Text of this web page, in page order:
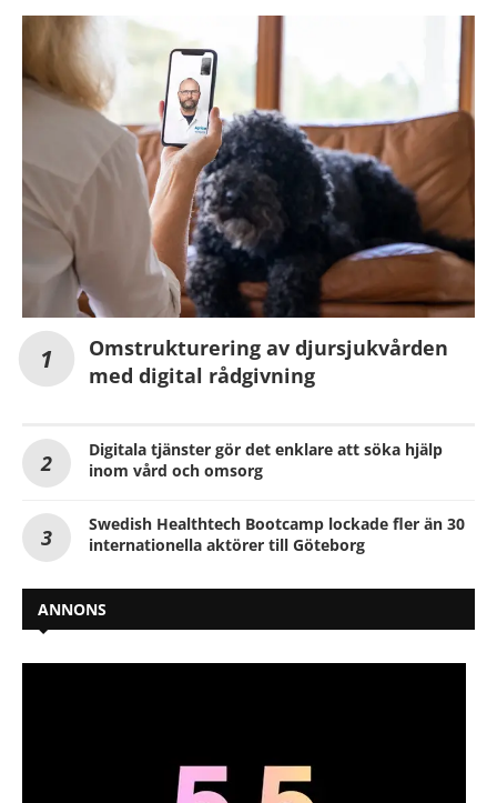
Omstrukturering av djursjukvården
med digital rådgivning
Digitala tjänster gör det enklare att söka hjälp
inom vård och omsorg
Swedish Healthtech Bootcamp lockade fler än 30
internationella aktörer till Göteborg
ANNONS